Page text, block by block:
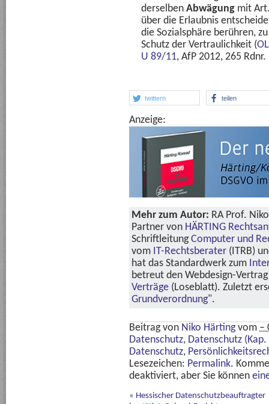
derselben Abwägung mit
über die Erlaubnis
die Sozialsphäre berühren,
Schutz der Vertraulichkeit (
U 89/11, AfP 2012, 265 Rdnr.
twittern teilen
Anzeige:
Mehr zum Autor: RA Prof.
Partner von HÄRTING
SchriftleitungComputer und
vom IT-Rechtsberater (ITRB)
hat das Standardwerk zum
betreut den Webdesign-
Verträge (Loseblatt). Zuletzt
Grundverordnung".
Beitrag von Niko Härtingvom –
Datenschutz, Datenschutz (Kap.
Datenschutz,
Lesezeichen: Permalink.
deaktiviert, aber Sie können
« Hessischer Datenschutzbeauftragter